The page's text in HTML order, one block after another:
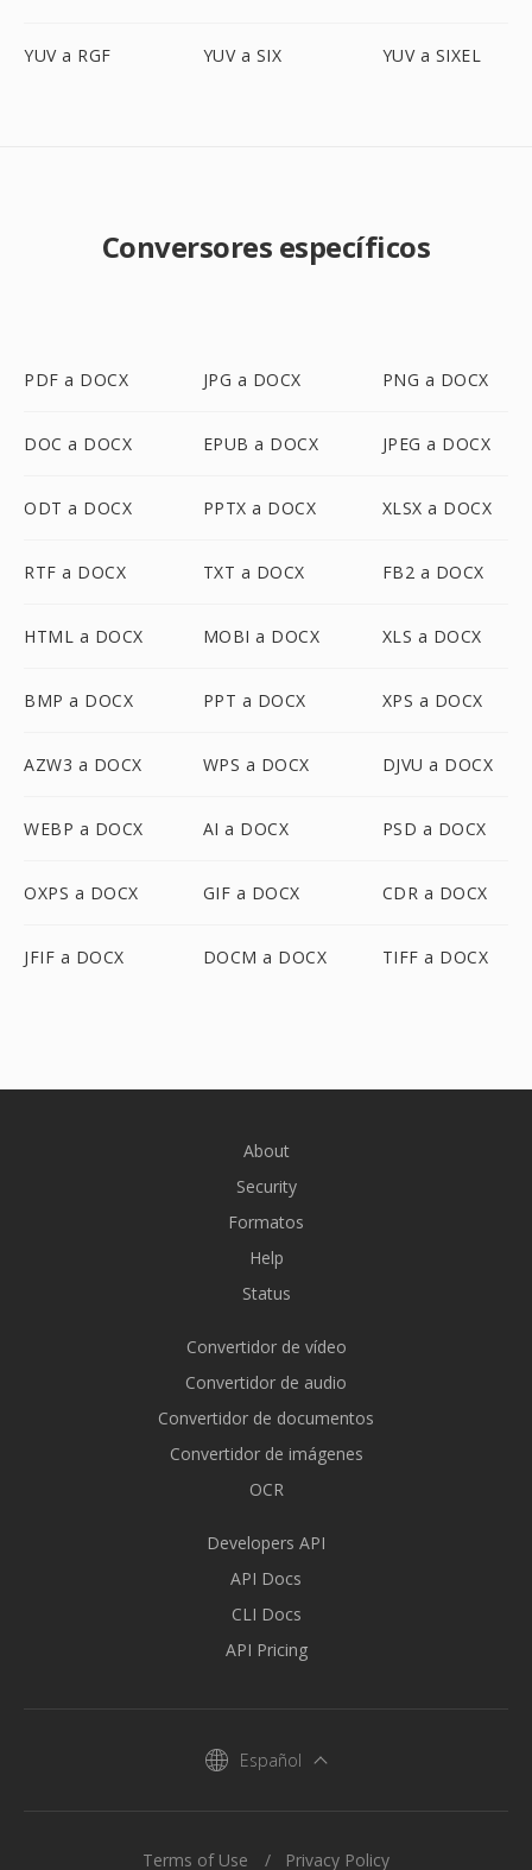
YUV a RGF YUV a SIX YUV a SIXEL
Conversores específicos
PDF a DOCX JPG a DOCX PNG a DOCX
DOC a DOCX EPUB a DOCX JPEG a DOCX
ODT a DOCX PPTX a DOCX XLSX a DOCX
RTF a DOCX TXT a DOCX FB2 a DOCX
HTML a DOCX MOBI a DOCX XLS a DOCX
BMP a DOCX PPT a DOCX XPS a DOCX
AZW3 a DOCX WPS a DOCX DJVU a DOCX
WEBP a DOCX AI a DOCX PSD a DOCX
OXPS a DOCX GIF a DOCX CDR a DOCX
JFIF a DOCX DOCM a DOCX TIFF a DOCX
About
Security
Formatos
Help
Status
Convertidor de vídeo
Convertidor de audio
Convertidor de documentos
Convertidor de imágenes
OCR
Developers API
API Docs
CLI Docs
API Pricing
Español
Terms of Use Privacy Policy